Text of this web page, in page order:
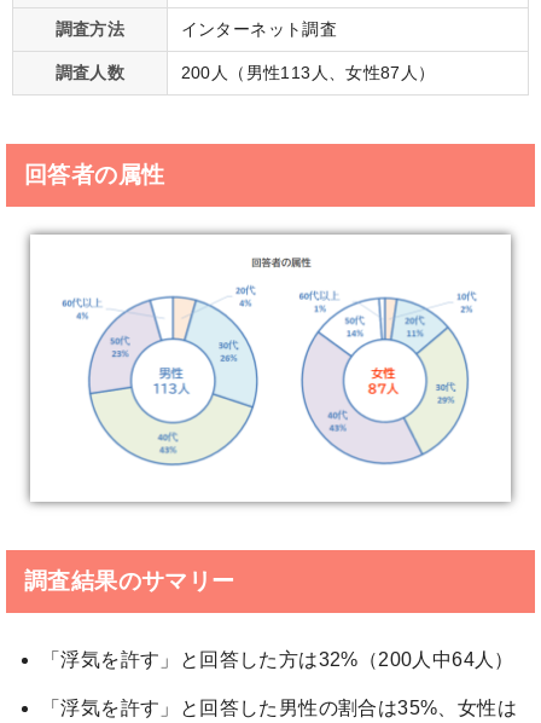
調査方法 インターネット調査
調査人数 200人（男性113人、女性87人）
回答者の属性
調査結果のサマリー
「浮気を許す」と回答した方は32%（200人中64人）
「浮気を許す」と回答した男性の割合は35%、女性は